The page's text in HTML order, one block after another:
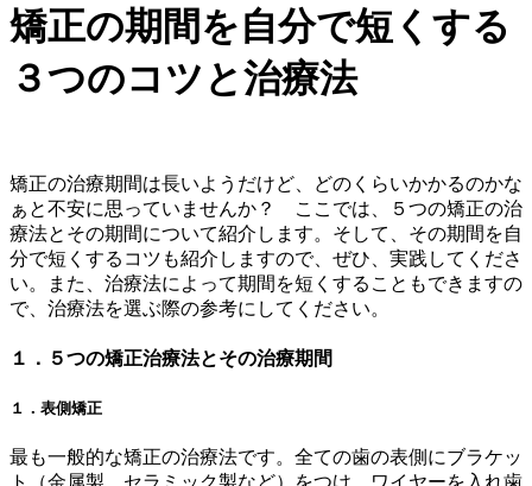
矯正の期間を自分で短くする
３つのコツと治療法
矯正の治療期間は長いようだけど、どのくらいかかるのかな
ぁと不安に思っていませんか？ ここでは、５つの矯正の治
療法とその期間について紹介します。そして、その期間を自
分で短くするコツも紹介しますので、ぜひ、実践してくださ
い。また、治療法によって期間を短くすることもできますの
で、治療法を選ぶ際の参考にしてください。
１．５つの矯正治療法とその治療期間
１．表側矯正
最も一般的な矯正の治療法です。全ての歯の表側にブラケッ